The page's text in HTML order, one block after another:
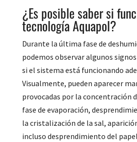
¿Es posible saber si
tecnología Aquapol?
Durante la última fase de
podemos observar algunos
si el sistema está funcionando
Visualmente, pueden aparecer
provocadas por la concentración
fase de evaporación,
la cristalización de la sal,
incluso desprendimiento del